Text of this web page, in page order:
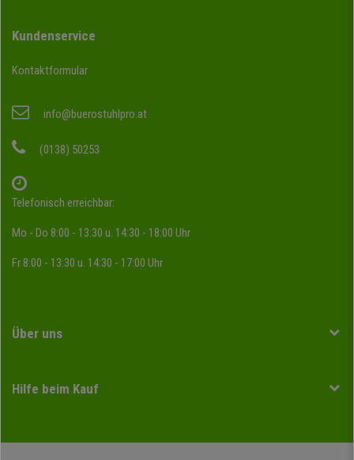
Kundenservice
Kontaktformular
info@buerostuhlpro.at
(0138) 50253
Telefonisch erreichbar:
Mo - Do 8:00 - 13:30 u. 14:30 - 18:00 Uhr
Fr 8:00 - 13:30 u. 14:30 - 17:00 Uhr
Über uns
Hilfe beim Kauf